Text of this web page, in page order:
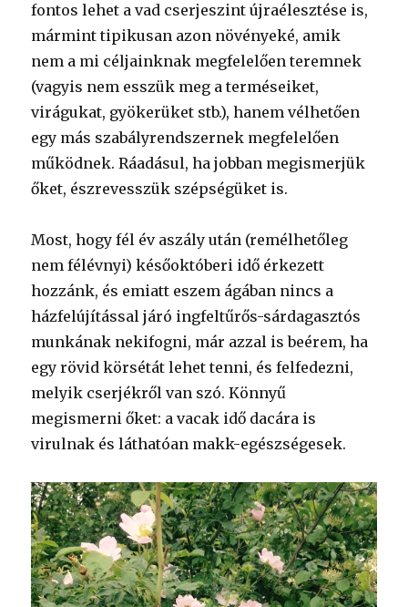
fontos lehet a vad cserjeszint újraélesztése is,
mármint tipikusan azon növényeké, amik
nem a mi céljainknak megfelelően teremnek
(vagyis nem esszük meg a terméseiket,
virágukat, gyökerüket stb.), hanem vélhetően
egy más szabályrendszernek megfelelően
működnek. Ráadásul, ha jobban megismerjük
őket, észrevesszük szépségüket is.
Most, hogy fél év aszály után (remélhetőleg
nem félévnyi) későoktóberi idő érkezett
hozzánk, és emiatt eszem ágában nincs a
házfelújítással járó ingfeltűrős-sárdagasztós
munkának nekifogni, már azzal is beérem, ha
egy rövid körsétát lehet tenni, és felfedezni,
melyik cserjékről van szó. Könnyű
megismerni őket: a vacak idő dacára is
virulnak és láthatóan makk-egészségesek.